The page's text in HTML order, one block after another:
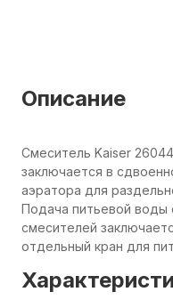
Описание
Смеситель Kaiser
заключается в
аэратора для
Подача питьевой
смесителей
отдельный кран для